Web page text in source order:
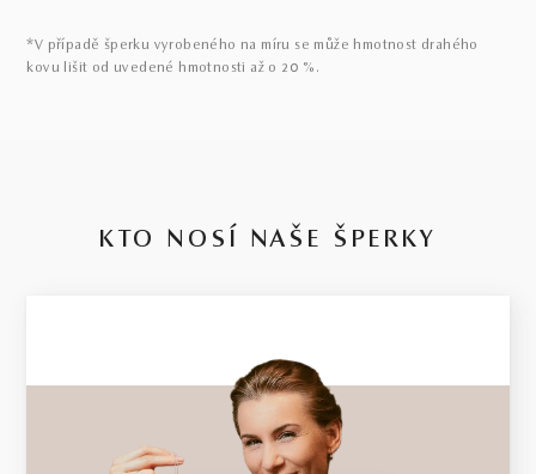
*V případě šperku vyrobeného na míru se může hmotnost drahého
kovu lišit od uvedené hmotnosti až o 20 %.
KTO NOSÍ NAŠE ŠPERKY